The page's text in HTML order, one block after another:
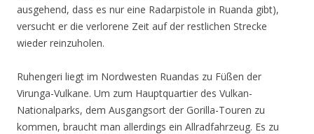
ausgehend, dass es nur eine Radarpistole in Ruanda gibt),
versucht er die verlorene Zeit auf der restlichen Strecke
wieder reinzuholen.
Ruhengeri liegt im Nordwesten Ruandas zu Füßen der
Virunga-Vulkane. Um zum Hauptquartier des Vulkan-
Nationalparks, dem Ausgangsort der Gorilla-Touren zu
kommen, braucht man allerdings ein Allradfahrzeug. Es zu